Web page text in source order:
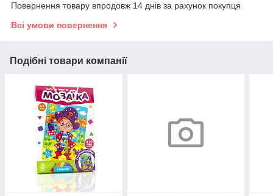
Повернення товару впродовж 14 днів за рахунок покупця
Всі умови повернення
Подібні товари компанії